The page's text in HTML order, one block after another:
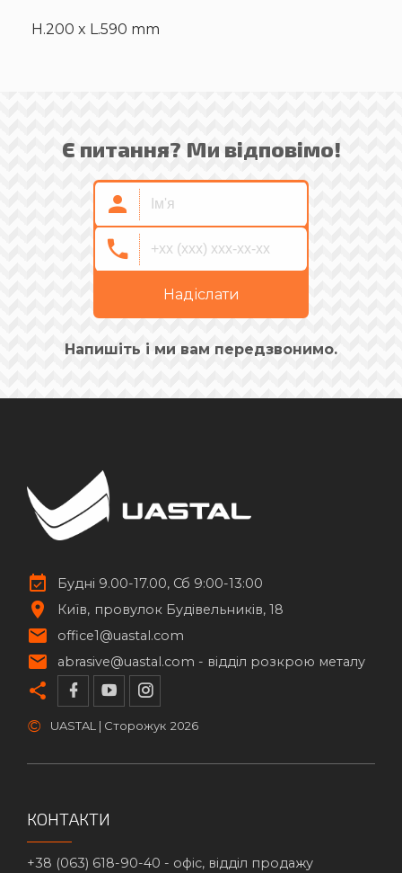
H.200 x L.590 mm
Є питання? Ми відповімо!
Надіслати
Напишіть і ми вам передзвонимо.
Будні 9.00-17.00, Сб 9:00-13:00
Київ
провулок Будівельників, 18
office1@uastal.com
abrasive@uastal.com - відділ розкрою металу
© UASTAL | Сторожук 2026
КОНТАКТИ
+38 (063) 618-90-40 - офіс, відділ продажу